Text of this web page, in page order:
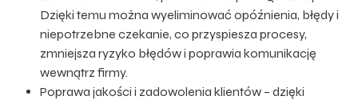
Dzięki temu można wyeliminować opóźnienia, błędy i
niepotrzebne czekanie, co przyspiesza procesy,
zmniejsza ryzyko błędów i poprawia komunikację
wewnątrz firmy.
Poprawa jakości i zadowolenia klientów – dzięki